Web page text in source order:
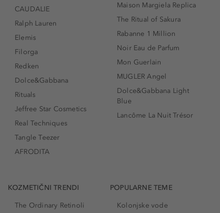
CAUDALIE
Ralph Lauren
Elemis
Filorga
Redken
Dolce&Gabbana
Rituals
Jeffree Star Cosmetics
Real Techniques
Tangle Teezer
AFRODITA
Maison Margiela Replica
The Ritual of Sakura
Rabanne 1 Million
Noir Eau de Parfum
Mon Guerlain
MUGLER Angel
Dolce&Gabbana Light
Blue
Lancôme La Nuit Trésor
KOZMETIČNI TRENDI
The Ordinary Retinoli
POPULARNE TEME
Kolonjske vode